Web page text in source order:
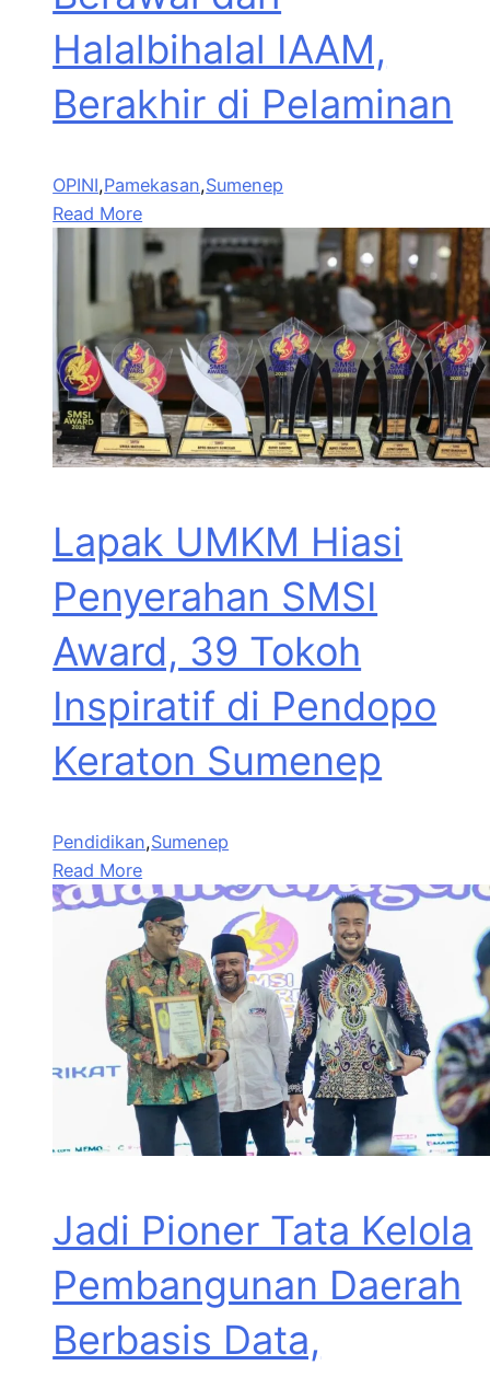
Halalbihalal IAAM,
Berakhir di Pelaminan
OPINI,Pamekasan,Sumenep
Read More
Lapak UMKM Hiasi
Penyerahan SMSI
Award, 39 Tokoh
Inspiratif di Pendopo
Keraton Sumenep
Pendidikan,Sumenep
Read More
Jadi Pioner Tata Kelola
Pembangunan Daerah
Berbasis Data,